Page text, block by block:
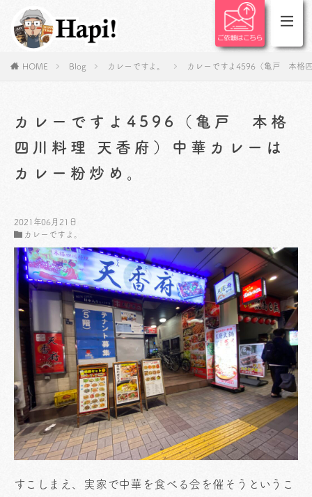
HOME Blog カレーですよ。 カレーですよ4596（亀戸 本格
カレーですよ4596（亀戸 本格
四川料理 天香府）中華カレーは
カレー粉炒め。
2021年06月21日
カレーですよ。
すこしまえ、実家で中華を食べる会を催そうというこ